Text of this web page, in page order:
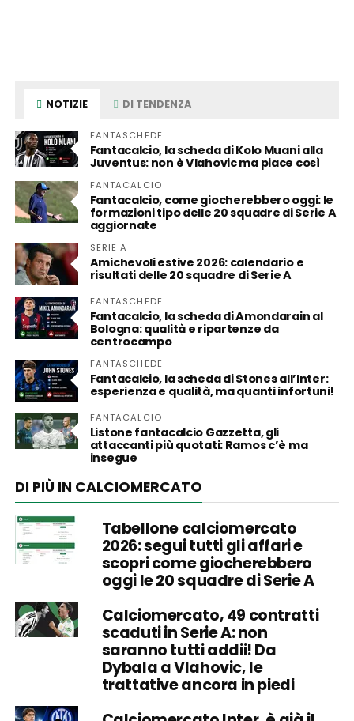
NOTIZIE DI TENDENZA
FANTASCHEDE
Fantacalcio, la scheda di Kolo Muani alla
Juventus: non è Vlahovic ma piace così
FANTACALCIO
Fantacalcio, come giocherebbero oggi: le
formazioni tipo delle 20 squadre di Serie A
aggiornate
SERIE A
Amichevoli estive 2026: calendario e
risultati delle 20 squadre di Serie A
FANTASCHEDE
Fantacalcio, la scheda di Amondarain al
Bologna: qualità e ripartenze da
centrocampo
FANTASCHEDE
Fantacalcio, la scheda di Stones all’Inter:
esperienza e qualità, ma quanti infortuni!
FANTACALCIO
Listone fantacalcio Gazzetta, gli
attaccanti più quotati: Ramos c’è ma
insegue
DI PIÙ IN CALCIOMERCATO
Tabellone calciomercato
2026: segui tutti gli affari e
scopri come giocherebbero
oggi le 20 squadre di Serie A
Calciomercato, 49 contratti
scaduti in Serie A: non
saranno tutti addii! Da
Dybala a Vlahovic, le
trattative ancora in piedi